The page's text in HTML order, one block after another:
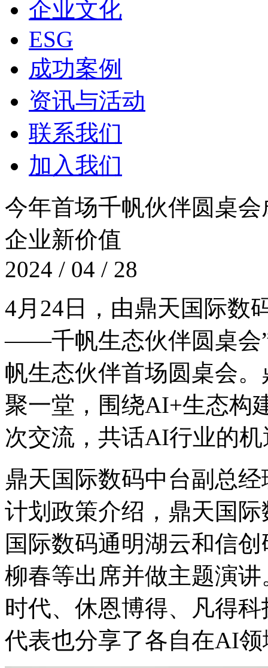
企业文化
ESG
成功案例
资讯与活动
联系我们
加入我们
今年首场千帆伙伴圆桌会成
企业新价值
2024 / 04 / 28
4月24日，由鼎天国际
——千帆生态伙伴圆桌会”
帆生态伙伴首场圆桌会
聚一堂，围绕AI+生态构建
次交流，共话AI行业的
鼎天国际数码中台副总
计划政策介绍，鼎天国
国际数码通明湖云和信
柳春等出席并做主题演讲。
时代、休恩博得、凡
代表也分享了各自在AI